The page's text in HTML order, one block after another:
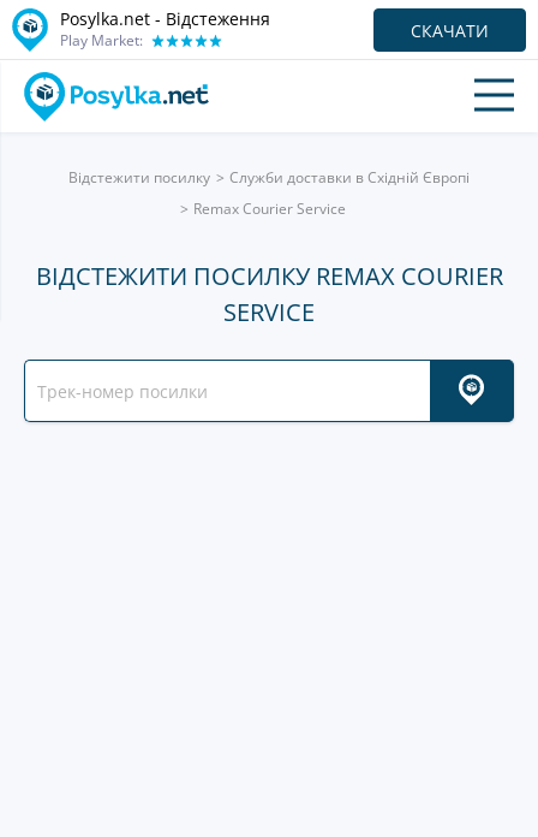
Posylka.net - Відстеження
Play Market: СКАЧАТИ
Відстежити посилку
Служби доставки в Східній Європі
Remax Courier Service
ВІДСТЕЖИТИ ПОСИЛКУ REMAX COURIER
SERVICE